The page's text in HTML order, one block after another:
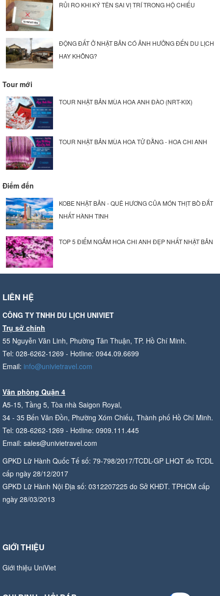
RỦI RO KHI KÝ TÊN SAI VỊ TRÍ TRONG HỘ CHIẾU
ĐỘNG ĐẤT Ở NHẬT BẢN CÓ ẢNH HƯỞNG ĐẾN DU LỊCH
HAY KHÔNG?
Tour mới
TOUR NHẬT BẢN MÙA HOA ANH ĐÀO (NRT-KIX)
TOUR NHẬT BẢN MÙA HOA TỬ ĐẰNG - HOA CHI ANH
Điểm đến
KOBE NHẬT BẢN - QUÊ HƯƠNG CỦA MÓN THỊT BÒ ĐẮT
NHẤT HÀNH TINH
TOP 5 ĐIỂM NGẮM HOA CHI ANH ĐẸP NHẤT NHẬT BẢN
LIÊN HỆ
CÔNG TY TNHH DU LỊCH UNIVIET
Trụ sở chính
55 Nguyễn Văn Linh, Phường Tân Thuận, TP. Hồ Chí Minh.
Tel: 028-6262-1269 - Hotline: 0944.09.6699
Email: info@univietravel.com
Văn phòng Quận 4
A5-15, Tầng 5, Tòa nhà Saigon Royal,
34 - 35 Bến Vân Đồn, Phường Xóm Chiếu, Thành phố Hồ Chí Minh.
Tel: 028-6262-1269 - Hotline: 0909.111.445
Email: sales@univietravel.com
GPKD Lữ Hành Quốc Tế số: 79-798/2017/TCDL-GP LHQT do TCDL
cấp ngày 28/12/2017
GPKD Lữ Hành Nội Địa số: 0312207225 do Sở KHĐT. TPHCM cấp
ngày 28/03/2013
GIỚI THIỆU
Giới thiệu UniViet